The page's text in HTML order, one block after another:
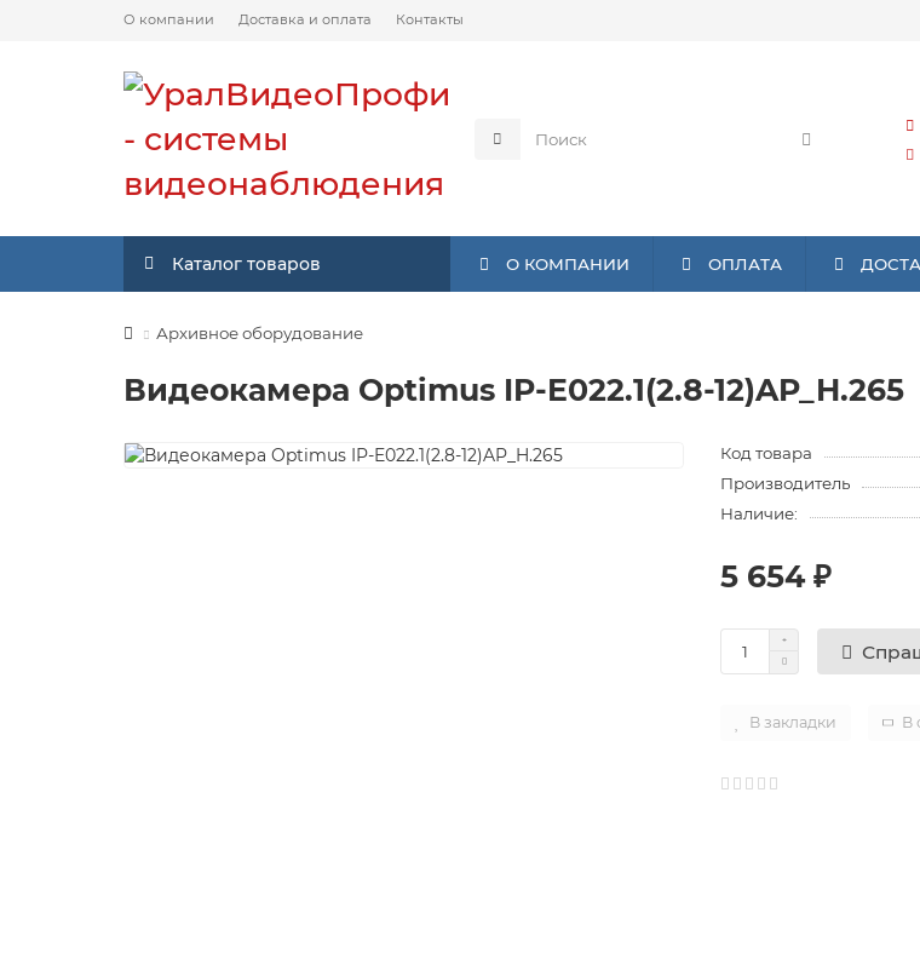
О компании Доставка и оплата Контакты
Каталог товаров О КОМПАНИИ ОПЛАТА
Архивное оборудование
Видеокамера Optimus IP-E022.1(2.8-12)AP_H.265
Код товара
Производитель
Наличие:
5 654 ₽
В закладки В